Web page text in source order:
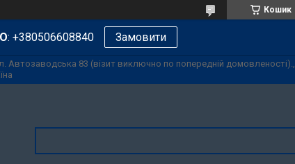
Кошик
: +380506608840 Замовити
Автозаводська 83 (візит виключно по попередній домовленості).,